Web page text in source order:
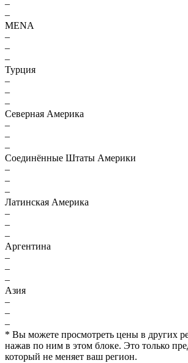
–
–
MENA
–
–
–
Турция
–
–
–
Северная Америка
–
–
–
Соединённые Штаты Америки
–
–
–
Латинская Америка
–
–
–
Аргентина
–
–
–
Азия
–
–
–
* Вы можете просмотреть цены в других
нажав по ним в этом блоке. Это только
который не меняет ваш регион.